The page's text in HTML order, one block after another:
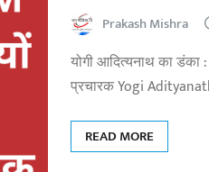
Prakash Mishra
योगी आदित्यनाथ का डंका
प्रचारक Yogi
READ MORE